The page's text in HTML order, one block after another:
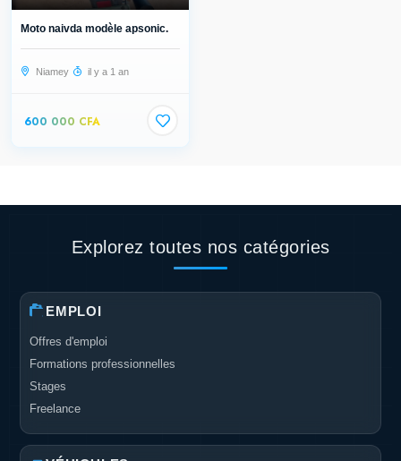
Moto naivda modèle apsonic.
Niamey il y a 1 an
600 000 CFA
Explorez toutes nos catégories
EMPLOI
Offres d'emploi
Formations professionnelles
Stages
Freelance